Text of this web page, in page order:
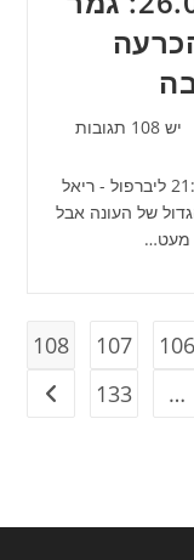
יש 108 תגובות
כדורגל / שגיא נאור גמר ליגת האלופות 21:45 ליברפול - ריאל
הגדול של העונה אבל
מעט…
106
107
108
…
133 מעבר